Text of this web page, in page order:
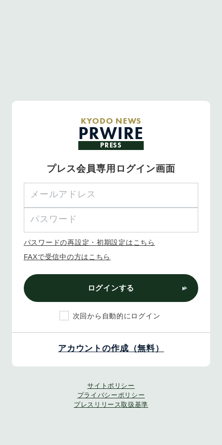
KYODO NEWS
PRWIRE
PRESS
プレス会員専用ログイン画面
パスワードの再設定・初期設定はこちら
FAXで受信中の方はこちら
ログインする
次回から自動的にログイン
アカウントの作成（無料）
サイトポリシー
プライバシーポリシー
プレスリリース取扱基準